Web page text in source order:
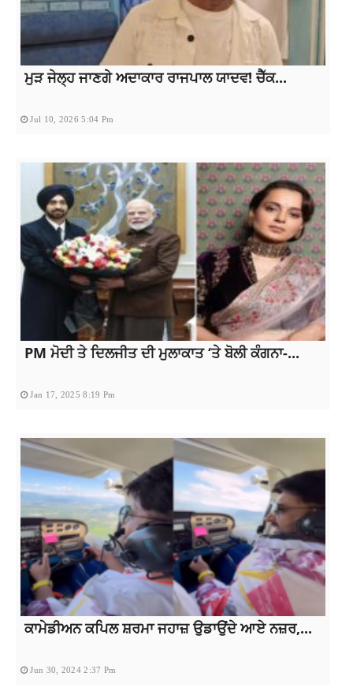
ਮੁੜ ਜੇਲ੍ਹ ਜਾਣਗੇ ਅਦਾਕਾਰ ਰਾਜਪਾਲ ਯਾਦਵ! ਚੈੱਕ...
Jul 10, 2026 5:04 Pm
PM ਮੋਦੀ ਤੇ ਦਿਲਜੀਤ ਦੀ ਮੁਲਾਕਾਤ ‘ਤੇ ਬੋਲੀ ਕੰਗਨਾ-...
Jan 17, 2025 8:19 Pm
ਕਾਮੇਡੀਅਨ ਕਪਿਲ ਸ਼ਰਮਾ ਜਹਾਜ਼ ਉਡਾਉਂਦੇ ਆਏ ਨਜ਼ਰ,...
Jun 30, 2024 2:37 Pm